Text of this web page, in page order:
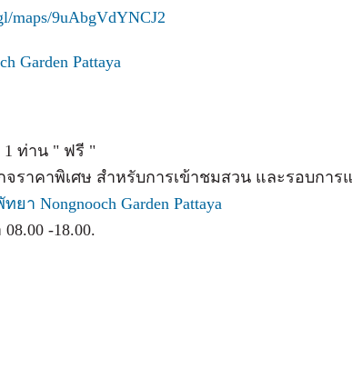
maps/9uAbgVdYNCJ2
Garden Pattaya
ท่าน " ฟรี "
ราคาพิเศษ สำหรับการเข้าชมสวน และรอบการ
า Nongnooch Garden Pattaya
-18.00.